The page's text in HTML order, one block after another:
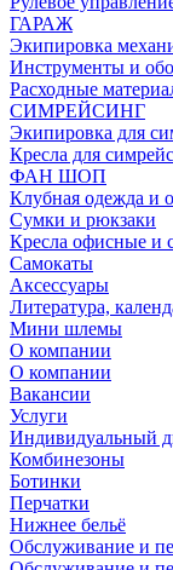
ГАРАЖ
Экипировка
Инструменты и
Расходные
СИМРЕЙСИНГ
Экипировка для
Кресла для
ФАН ШОП
Клубная одежда и
Сумки и рюкзаки
Кресла офисные и
Самокаты
Аксессуары
Литература,
Мини шлемы
О компании
О компании
Вакансии
Услуги
Индивидуальный
Комбинезоны
Ботинки
Перчатки
Нижнее бельё
Обслуживание и